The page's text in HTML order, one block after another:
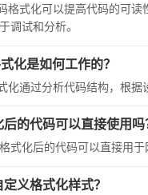
格式化可以提高代码的可
调试和分析。
化是如何工作的？
化通过分析代码结构，根
的代码可以直接使用吗
式化后的代码可以直接用
义格式化样式？